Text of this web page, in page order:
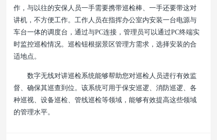
作，与以往的安保人员一手需要携带巡检棒、一手还要带这对
讲机，不方便工作。工作人员在指挥办公室内安装一台电源与
车台一体的调度台，通过与PC连接，管理员可以通过PC终端实
时监控巡检情况。巡检钮根据景区管理方需求，选择安装的合
适地点。
数字无线对讲巡检系统能够帮助您对巡检人员进行有效监
督、确保其巡查到位。该系统可用于保安巡逻、消防巡逻、各
种巡视、设备巡检、管线巡检等领域，能够有效提高这些领域
的管理水平。